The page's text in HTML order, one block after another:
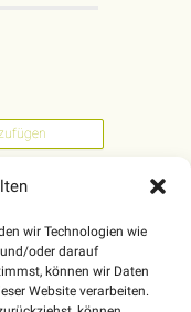
wir Technologien wie
oder darauf
können wir Daten
Website verarbeiten.